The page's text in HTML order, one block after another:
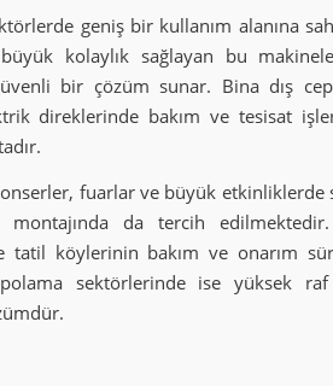
geniş bir kullanım alanına
kolaylık sağlayan bu
bir çözüm sunar. Bina dış
direklerinde bakım ve tesisat
fuarlar ve büyük etkinliklerde
montajında da tercih
tatil köylerinin bakım ve onarım
sektörlerinde ise yüksek